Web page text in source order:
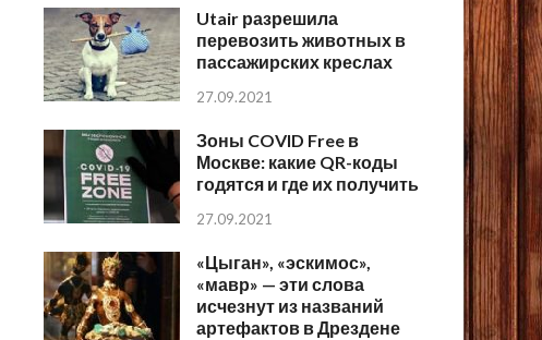
Utair разрешила
перевозить животных в
пассажирских креслах
27.09.2021
Зоны COVID Free в
Москве: какие QR-коды
годятся и где их получить
27.09.2021
«Цыган», «эскимос»,
«мавр» — эти слова
исчезнут из названий
артефактов в Дрездене